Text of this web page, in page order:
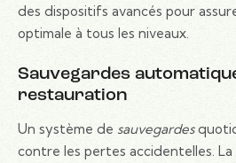
des dispositifs avancés pour
optimale à tous les niveaux.
Sauvegardes
restauration
Un système de sauvegardes
contre les pertes accidentelles.